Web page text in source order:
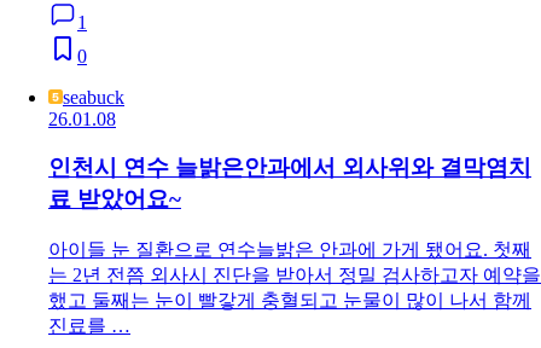
1
0
seabuck
26.01.08
인천시 연수 늘밝은안과에서 외사위와 결막염치
료 받았어요~
아이들 눈 질환으로 연수늘밝은 안과에 가게 됐어요. 첫째
는 2년 전쯤 외사시 진단을 받아서 정밀 검사하고자 예약을
했고 둘째는 눈이 빨갛게 충혈되고 눈물이 많이 나서 함께
진료를 …